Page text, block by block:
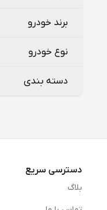
عظام
برند خودرو
نوع خودرو
دسته بندی
دسترسی سریع
بلاگ